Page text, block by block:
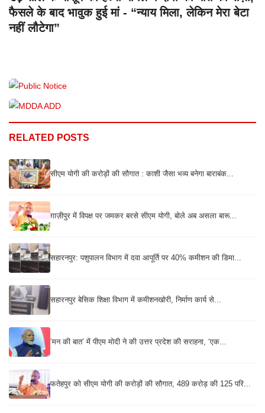
फैसले के बाद भावुक हुई मां - “न्याय मिला, लेकिन मेरा बेटा
नहीं लौटेगा”
RELATED POSTS
सीएम योगी की करोड़ों की सौगात : काशी जैसा भव्य बनेगा बाराबंक...
ग़ाज़ीपुर में विपक्ष पर जमकर बरसे सीएम योगी, बोले अब असला बारू...
सहारनपुर: पशुपालन विभाग में दवा आपूर्ति पर 40% कमीशन की डिमा...
सहारनपुर बेसिक शिक्षा विभाग में कमीशनखोरी, निर्माण कार्य से...
‘मन की बात’ में पीएम मोदी ने की उत्तर प्रदेश की सराहना, ‘एक...
फतेहपुर को सीएम योगी की करोड़ों की सौगात, 489 करोड़ की 125 परि...